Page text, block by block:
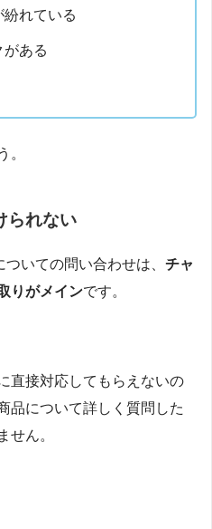
紛れている
ある
。
られない
いての問い合わせは、 チャ
りがメインです。
直接対応してもらえないの
品について詳しく質問した
せん。